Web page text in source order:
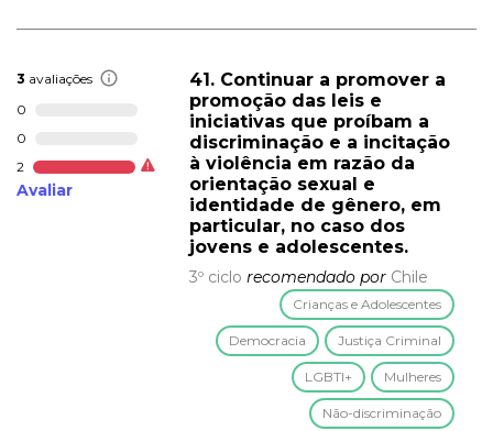
3 avaliações
0
0
2
Avaliar
41. Continuar a promover a
promoção das leis e
iniciativas que proíbam a
discriminação e a incitação
à violência em razão da
orientação sexual e
identidade de gênero, em
particular, no caso dos
jovens e adolescentes.
3º ciclo recomendado por Chile
Crianças e Adolescentes
Democracia Justiça Criminal
LGBTI+ Mulheres
Não-discriminação